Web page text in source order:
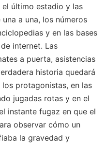
último estadio y las
a una, los números
y en las bases
internet. Las
a puerta, asistencias
historia quedará
protagonistas, en las
jugadas rotas y en el
instante fugaz en que el
observar cómo un
la gravedad y